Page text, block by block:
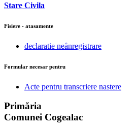
Stare Civila
Fisiere - atasamente
declaratie neånregistrare
Formular necesar pentru
Acte pentru transcriere nastere
Primăria
Comunei Cogealac